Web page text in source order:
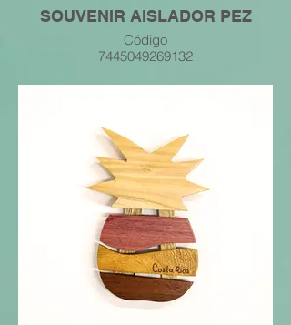
SOUVENIR AISLADOR PEZ
Código
7445049269132